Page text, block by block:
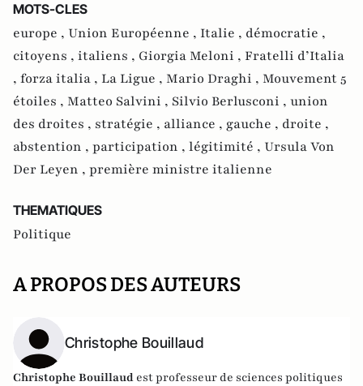
MOTS-CLES
europe , Union Européenne , Italie , démocratie ,
citoyens , italiens , Giorgia Meloni , Fratelli d’Italia
, forza italia , La Ligue , Mario Draghi , Mouvement 5
étoiles , Matteo Salvini , Silvio Berlusconi , union
des droites , stratégie , alliance , gauche , droite ,
abstention , participation , légitimité , Ursula Von
Der Leyen , première ministre italienne
THEMATIQUES
Politique
A PROPOS DES AUTEURS
Christophe Bouillaud
Christophe Bouillaud est professeur de sciences politiques